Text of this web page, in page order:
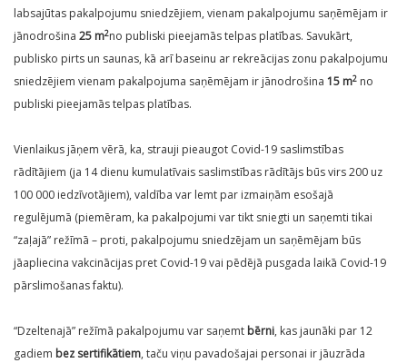
labsajūtas pakalpojumu sniedzējiem, vienam pakalpojumu saņēmējam ir
jānodrošina 25 m2no publiski pieejamās telpas platības. Savukārt,
publisko pirts un saunas, kā arī baseinu ar rekreācijas zonu pakalpojumu
sniedzējiem vienam pakalpojuma saņēmējam ir jānodrošina 15 m2 no
publiski pieejamās telpas platības.
Vienlaikus jāņem vērā, ka, strauji pieaugot Covid-19 saslimstības
rādītājiem (ja 14 dienu kumulatīvais saslimstības rādītājs būs virs 200 uz
100 000 iedzīvotājiem), valdība var lemt par izmaiņām esošajā
regulējumā (piemēram, ka pakalpojumi var tikt sniegti un saņemti tikai
“zaļajā” režīmā – proti, pakalpojumu sniedzējam un saņēmējam būs
jāapliecina vakcinācijas pret Covid-19 vai pēdējā pusgada laikā Covid-19
pārslimošanas faktu).
“Dzeltenajā” režīmā pakalpojumu var saņemt bērni, kas jaunāki par 12
gadiem bez sertifikātiem, taču viņu pavadošajai personai ir jāuzrāda